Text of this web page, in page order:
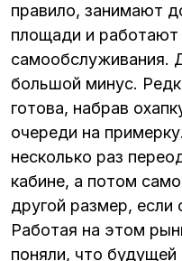
правило, занимают
площади и работают
самообслуживания.
большой минус.
готова, набрав
очереди на
несколько раз
кабине, а потом
другой размер,
Работая на этом
поняли, что